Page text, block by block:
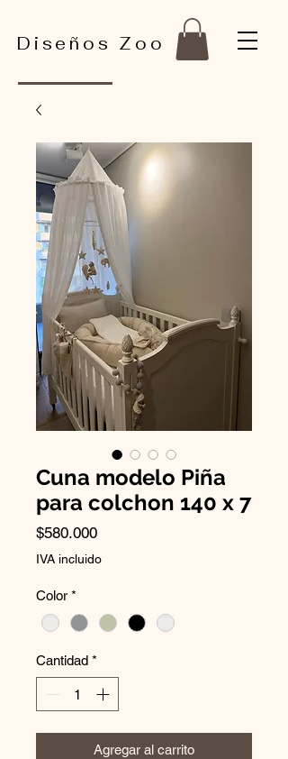
Diseños Zoo
Cuna modelo Piña
para colchon 140 x 7
$580.000Precio
IVA incluido
Color *
Cantidad *
Agregar al carrito